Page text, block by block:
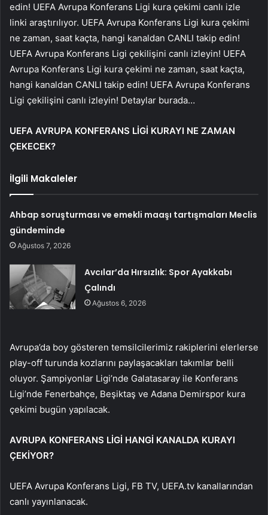
edin! UEFA Avrupa Konferans Ligi kura çekimi canlı izle
linki araştırılıyor. UEFA Avrupa Konferans Ligi kura çekimi
ne zaman, saat kaçta, hangi kanaldan CANLI takip edin!
UEFA Avrupa Konferans Ligi çekilişini canlı izleyin! UEFA
Avrupa Konferans Ligi kura çekimi ne zaman, saat kaçta,
hangi kanaldan CANLI takip edin! UEFA Avrupa Konferans
Ligi çekilişini canlı izleyin! Detaylar burada…
UEFA AVRUPA KONFERANS LİGİ KURAYI NE ZAMAN
ÇEKECEK?
İlgili Makaleler
Ahbap soruşturması ve emekli maaşı tartışmaları Meclis
gündeminde
Ağustos 7, 2026
Avcılar’da Hırsızlık: Spor Ayakkabı
Çalındı
Ağustos 6, 2026
Avrupa’da boy gösteren temsilcilerimiz rakiplerini elerlerse
play-off turunda kozlarını paylaşacakları takımlar belli
oluyor. Şampiyonlar Ligi’nde Galatasaray ile Konferans
Ligi’nde Fenerbahçe, Beşiktaş ve Adana Demirspor kura
çekimi bugün yapılacak.
AVRUPA KONFERANS LİGİ HANGİ KANALDA KURAYI
ÇEKİYOR?
UEFA Avrupa Konferans Ligi, FB TV, UEFA.tv kanallarından
canlı yayınlanacak.